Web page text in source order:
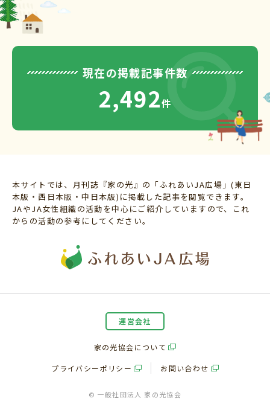
現在の掲載記事件数
2,492件
本サイトでは、月刊誌『家の光』の「ふれあいJA広場」(東日
本版・西日本版・中日本版)に掲載した記事を閲覧できます。
JAやJA女性組織の活動を中心にご紹介していますので、これ
からの活動の参考にしてください。
運営会社
家の光協会について
プライバシーポリシー お問い合わせ
© 一般社団法人 家の光協会